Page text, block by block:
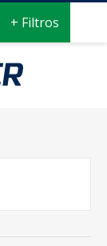
+ Filtros